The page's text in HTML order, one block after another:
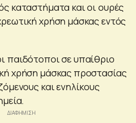
καταστήματα και οι ουρές
χρήση μάσκας εντός
παιδότοποι σε υπαίθριο
χρήση μάσκας προστασίας
και ενηλίκους